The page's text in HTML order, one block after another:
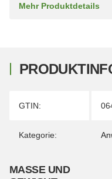
Mehr Produktdetails
Produkteigenschaft
Wert
GTIN:
Kategorie:
MASSE UND G